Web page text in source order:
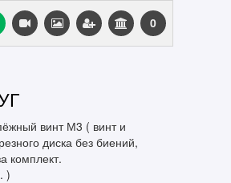
0
винт М3 ( винт и
диска без биений,
комплект.
)